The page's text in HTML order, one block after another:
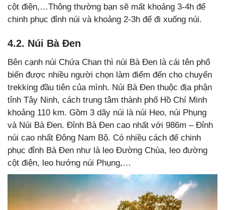
cột điện,…Thông thường bạn sẽ mất khoảng 3-4h để
chinh phục đỉnh núi và khoảng 2-3h để đi xuống núi.
4.2. Núi Bà Đen
Bên cạnh núi Chứa Chan thì núi Bà Đen là cái tên phổ
biến được nhiều người chọn làm điểm đến cho chuyến
trekking đầu tiên của mình. Núi Bà Đen thuộc địa phận
tỉnh Tây Ninh, cách trung tâm thành phố Hồ Chí Minh
khoảng 110 km. Gồm 3 dãy núi là núi Heo, núi Phụng
và Núi Bà Đen. Đỉnh Bà Đen cao nhất với 986m – Đỉnh
núi cao nhất Đông Nam Bộ. Có nhiều cách để chinh
phục đỉnh Bà Đen như là leo Đường Chùa, leo đường
cột điện, leo hướng núi Phụng,…